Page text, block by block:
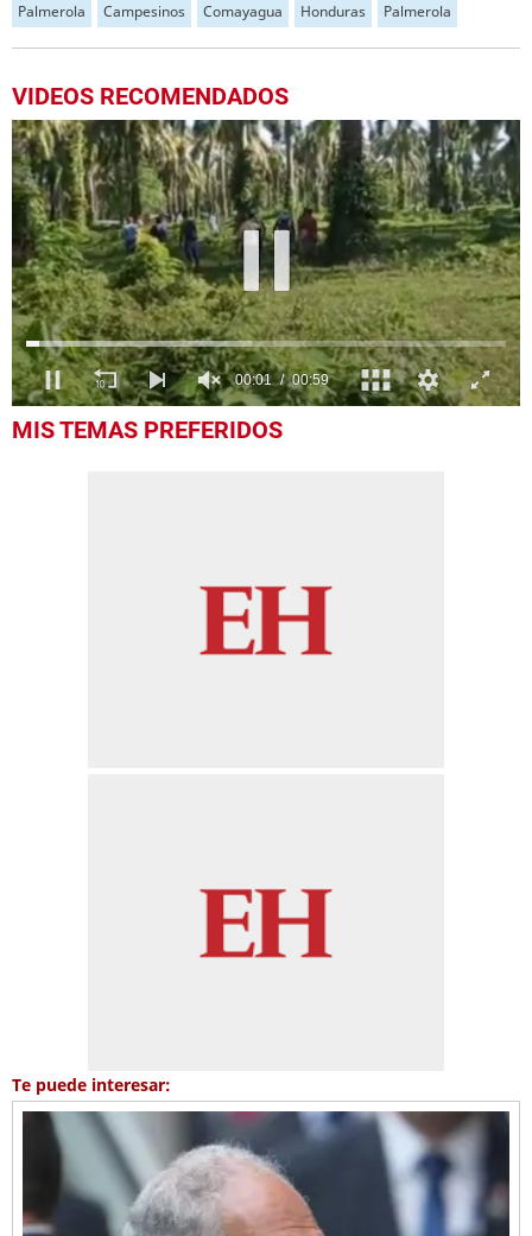
Palmerola Campesinos Comayagua Honduras Palmerola
VIDEOS RECOMENDADOS
seconds
MIS TEMAS PREFERIDOS
Te puede interesar: